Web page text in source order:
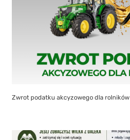
Zwrot podatku akcyzowego dla rolników